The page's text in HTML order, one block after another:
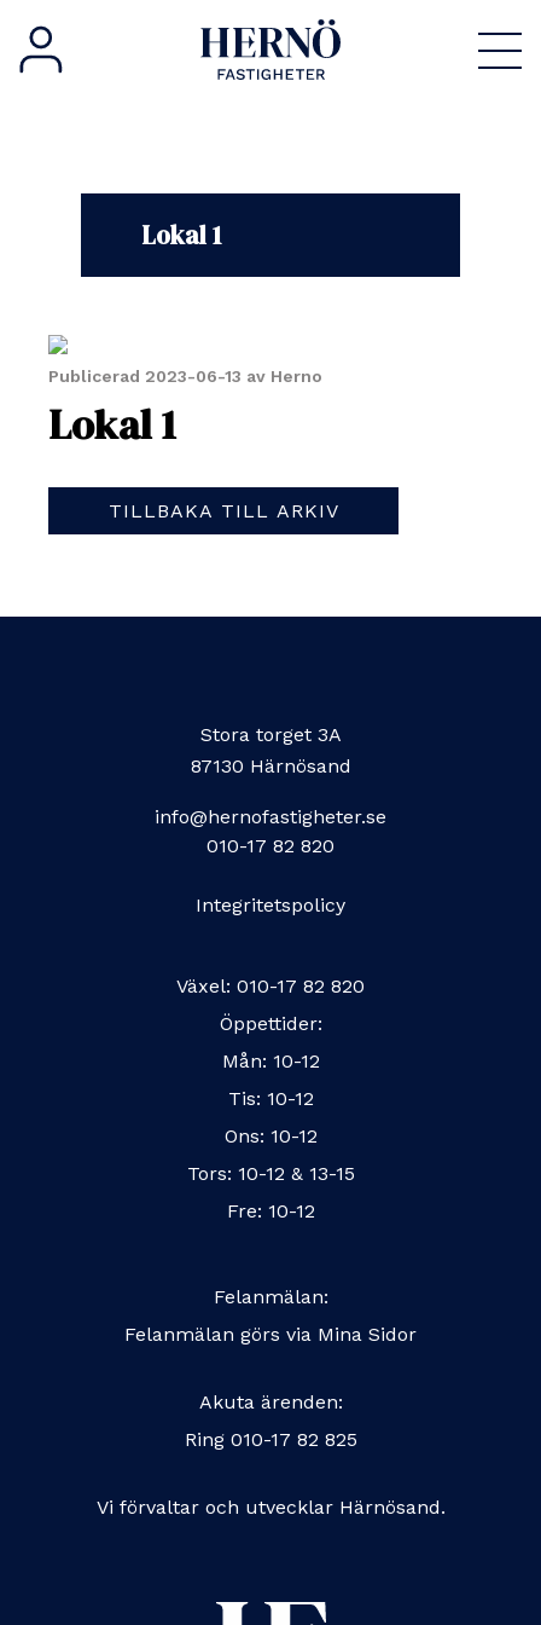
Lokal 1
Publicerad 2023-06-13 av Herno
Lokal 1
TILLBAKA TILL ARKIV
Stora torget 3A
87130 Härnösand
info@hernofastigheter.se
010-17 82 820
Integritetspolicy
Växel: 010-17 82 820
Öppettider:
Mån: 10-12
Tis: 10-12
Ons: 10-12
Tors: 10-12 & 13-15
Fre: 10-12
Felanmälan:
Felanmälan görs via Mina Sidor
Akuta ärenden:
Ring 010-17 82 825
Vi förvaltar och utvecklar Härnösand.